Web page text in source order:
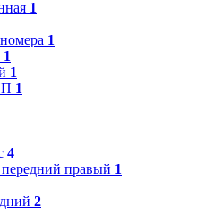
1
1
1
1
1
4
правый 1
2